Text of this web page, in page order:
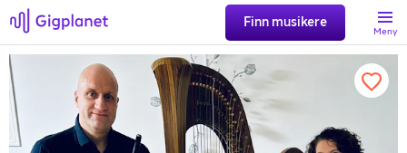
Finn musikere
Meny
Søk
Favoritter